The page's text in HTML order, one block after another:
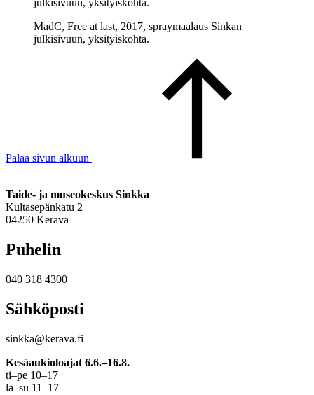
MadC, Free at last, 2017, spraymaalaus Sinkan
julkisivuun, yksityiskohta.
Palaa sivun alkuun
Taide- ja museokeskus Sinkka
Kultasepänkatu 2
04250 Kerava
Puhelin
040 318 4300
Sähköposti
sinkka@kerava.fi
Kesäaukioloajat 6.6.–16.8.
ti–pe 10–17
la–su 11–17